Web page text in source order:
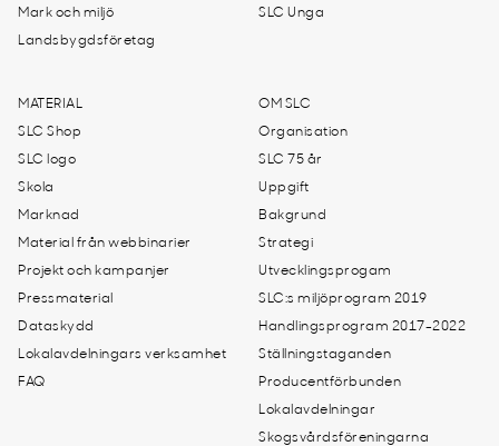
Mark och miljö
Landsbygdsföretag
SLC Unga
MATERIAL
SLC Shop
SLC logo
Skola
Marknad
Material från webbinarier
Projekt och kampanjer
Pressmaterial
Dataskydd
Lokalavdelningars verksamhet
FAQ
OM SLC
Organisation
SLC 75 år
Uppgift
Bakgrund
Strategi
Utvecklingsprogam
SLC:s miljöprogram 2019
Handlingsprogram 2017-2022
Ställningstaganden
Producentförbunden
Lokalavdelningar
Skogsvårdsföreningarna